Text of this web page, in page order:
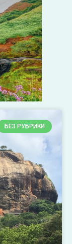
БЕЗ РУБРИКИ